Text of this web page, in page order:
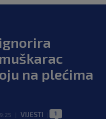
na plećima
VIJESTI 1